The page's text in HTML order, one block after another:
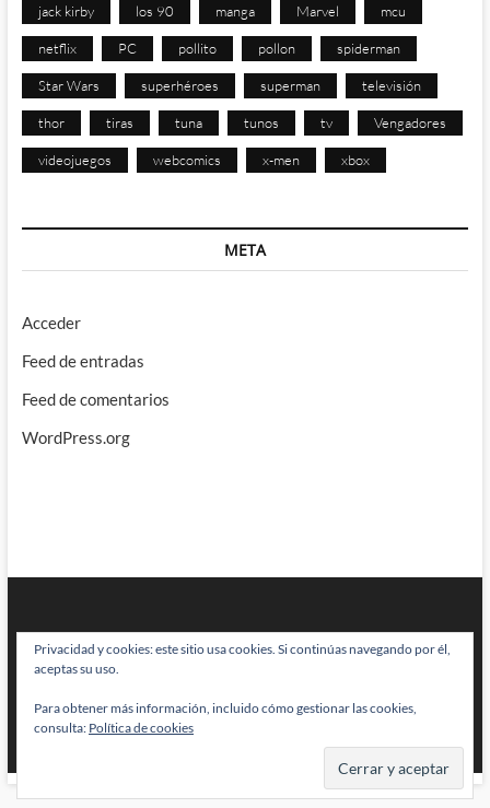
jack kirby los 90 manga Marvel mcu
netflix PC pollito pollon spiderman
Star Wars superhéroes superman televisión
thor tiras tuna tunos tv Vengadores
videojuegos webcomics x-men xbox
META
Acceder
Feed de entradas
Feed de comentarios
WordPress.org
BRAINSTOMPING| Diseñado por:Theme Freesia|WordPress| © Todos
los derechos reservados
Privacidad y cookies: este sitio usa cookies. Si continúas navegando por él,
aceptas su uso.
Para obtener más información, incluido cómo gestionar las cookies,
consulta: Política de cookies